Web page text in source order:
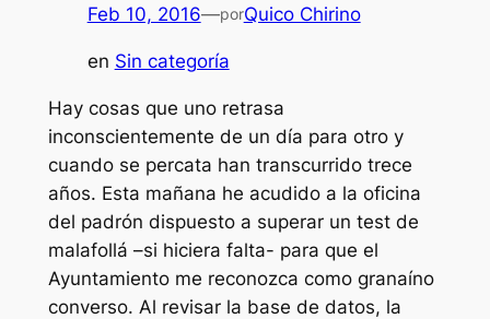
Feb 10, 2016—porQuico Chirino
en Sin categoría
Hay cosas que uno retrasa
inconscientemente de un día para otro y
cuando se percata han transcurrido trece
años. Esta mañana he acudido a la oficina
del padrón dispuesto a superar un test de
malafollá –si hiciera falta- para que el
Ayuntamiento me reconozca como granaíno
converso. Al revisar la base de datos, la